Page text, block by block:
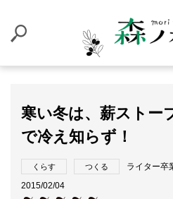
寒い冬は、薪ストー
で冷え知らず！
くらす つくる ライター卒
2015/02/04